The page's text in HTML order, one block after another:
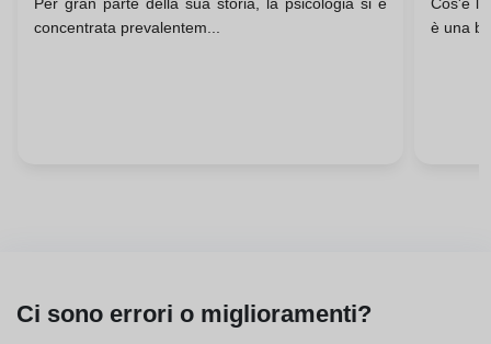
concentrata prevalentem...
è una
Ci sono errori o miglioramenti?